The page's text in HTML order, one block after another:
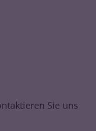
Sie uns